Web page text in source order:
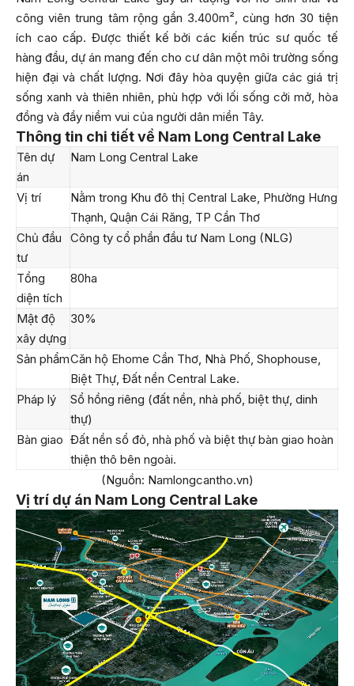
công viên trung tâm rộng gần 3.400m², cùng hơn 30 tiện
ích cao cấp. Được thiết kế bởi các kiến trúc sư quốc tế
hàng đầu, dự án mang đến cho cư dân một môi trường sống
hiện đại và chất lượng. Nơi đây hòa quyện giữa các giá trị
sống xanh và thiên nhiên, phù hợp với lối sống cởi mở, hòa
đồng và đầy niềm vui của người dân miền Tây.
Thông tin chi tiết về Nam Long Central Lake
Tên dự
án
Nam Long Central Lake
Vị trí
Nằm trong Khu đô thị Central Lake, Phường Hưng
Thạnh, Quận Cái Răng, TP Cần Thơ
Chủ đầu
tư
Công ty cổ phần đầu tư Nam Long (NLG)
Tổng
diện tích
80ha
Mật độ
xây dựng
30%
Sản phẩmCăn hộ Ehome Cần Thơ, Nhà Phố, Shophouse,
Biệt Thự, Đất nền Central Lake.
Pháp lý
Sổ hồng riêng (đất nền, nhà phố, biệt thự, dinh
thự)
Bàn giao Đất nền sổ đỏ, nhà phố và biệt thự bàn giao hoàn
thiện thô bên ngoài.
(Nguồn: Namlongcantho.vn)
Vị trí dự án Nam Long Central Lake